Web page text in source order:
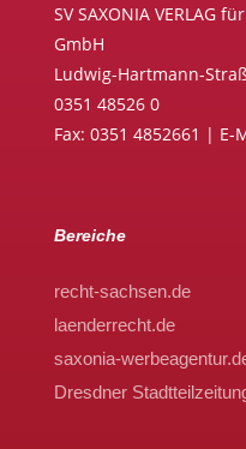
SV SAXONIA VERLAG
GmbH
Ludwig-Hartmann-
0351 48526 0
Fax: 0351 4852661 |
Bereiche
recht-sachsen.de
laenderrecht.de
saxonia-
Dresdner